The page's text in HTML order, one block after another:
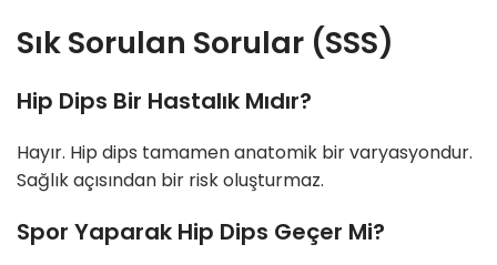
Sık Sorulan Sorular (SSS)
Hip Dips Bir Hastalık Mıdır?
Hayır. Hip dips tamamen anatomik bir varyasyondur.
Sağlık açısından bir risk oluşturmaz.
Spor Yaparak Hip Dips Geçer Mi?